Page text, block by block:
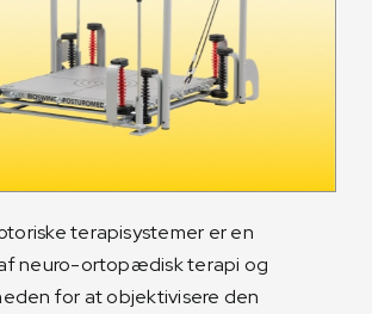
terapisystemer er en
neuro-ortopædisk terapi og
for at objektivisere den